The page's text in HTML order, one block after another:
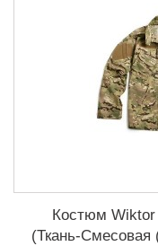
Костюм Wiktor
(Ткань-